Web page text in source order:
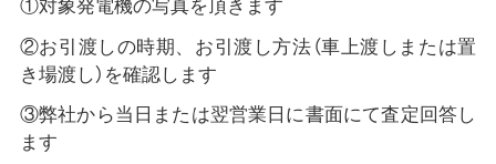
①対象発電機の写真を頂きます
②お引渡しの時期、お引渡し方法（車上渡しまたは置
き場渡し）を確認します
③弊社から当日または翌営業日に書面にて査定回答し
ます